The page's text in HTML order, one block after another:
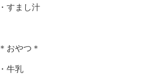
・すまし汁
＊おやつ＊
・牛乳